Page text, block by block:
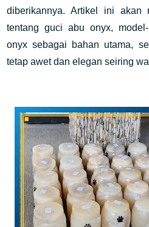
diberikannya. Artikel ini akan
tentang guci abu onyx,
onyx sebagai bahan utama,
tetap awet dan elegan seiring